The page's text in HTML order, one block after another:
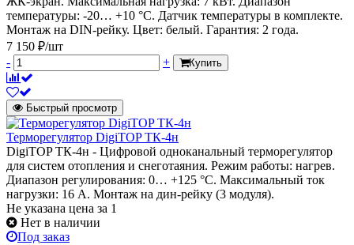
температуры: -20… +10 °С. Датчик температуры в комплекте.
Монтаж на DIN-рейку. Цвет: белый. Гарантия: 2 года.
7 150 ₽/шт
-
+ Купить
Быстрый просмотр
Терморегулятор DigiTOP ТК-4н
DigiTOP ТК-4н - Цифровой одноканальный терморегулятор
для систем отопления и снеготаяния. Режим работы: нагрев.
Диапазон регулирования: 0… +125 °C. Максимальный ток
нагрузки: 16 А. Монтаж на дин-рейку (3 модуля).
Не указана цена за 1
Нет в наличии
Под заказ